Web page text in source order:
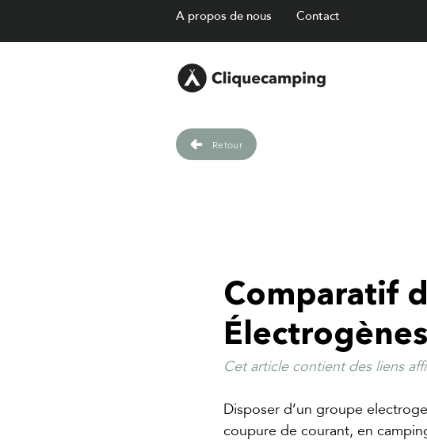
A propos de nous Contact
Retour
Comparatif
Cet article contient des liens
Disposer d’un groupe
coupure de courant, en